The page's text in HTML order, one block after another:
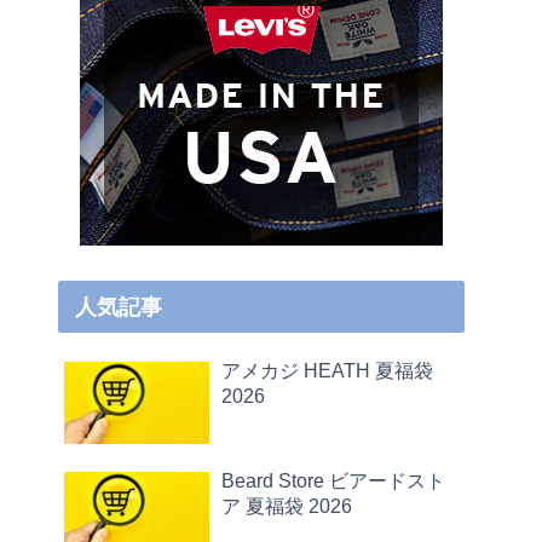
人気記事
アメカジ HEATH 夏福袋
2026
Beard Store ビアードスト
ア 夏福袋 2026